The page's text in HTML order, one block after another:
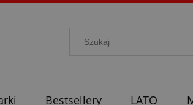
Bestsellery LATO